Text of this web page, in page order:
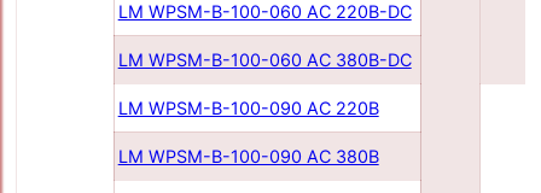
LM WPSM-B-100-060 AC 220В-DC
LM WPSM-B-100-060 AC 380В-DC
LM WPSM-B-100-090 AC 220В
LM WPSM-B-100-090 AC 380В